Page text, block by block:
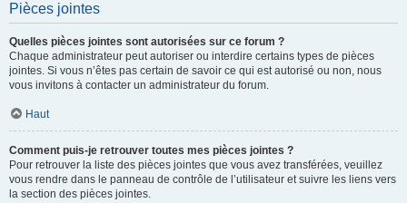
Pièces jointes
Quelles pièces jointes sont autorisées sur ce forum ?
Chaque administrateur peut autoriser ou interdire certains types de pièces
jointes. Si vous n’êtes pas certain de savoir ce qui est autorisé ou non, nous
vous invitons à contacter un administrateur du forum.
Haut
Comment puis-je retrouver toutes mes pièces jointes ?
Pour retrouver la liste des pièces jointes que vous avez transférées, veuillez
vous rendre dans le panneau de contrôle de l’utilisateur et suivre les liens vers
la section des pièces jointes.